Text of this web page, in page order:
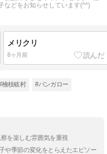
などをお知らせしています(^^)
メリクリ
8ヶ月前
檜枝岐村 #バンガロー
を楽しむ雰囲気を重視
や季節の変化をとらえたエピソー